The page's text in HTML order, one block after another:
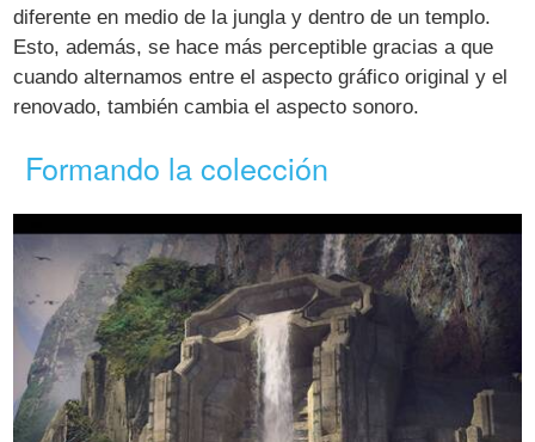
diferente en medio de la jungla y dentro de un templo.
Esto, además, se hace más perceptible gracias a que
cuando alternamos entre el aspecto gráfico original y el
renovado, también cambia el aspecto sonoro.
Formando la colección